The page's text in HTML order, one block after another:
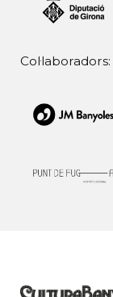
Col·laboradors: